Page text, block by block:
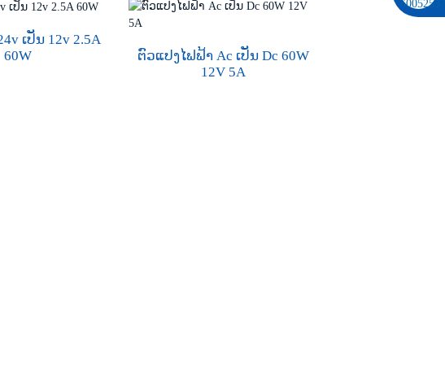
ເປັນ 12v 2.5A
60W
ຕົວແປງໄຟຟ້າ Ac ເປັນ Dc 60W
12V 5A